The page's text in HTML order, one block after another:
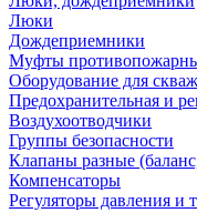
Люки
Дождеприемники
Муфты
Оборудование для
Предохранительная и
Воздухоотводчики
Группы безопасности
Клапаны разные
Компенсаторы
Регуляторы давления и